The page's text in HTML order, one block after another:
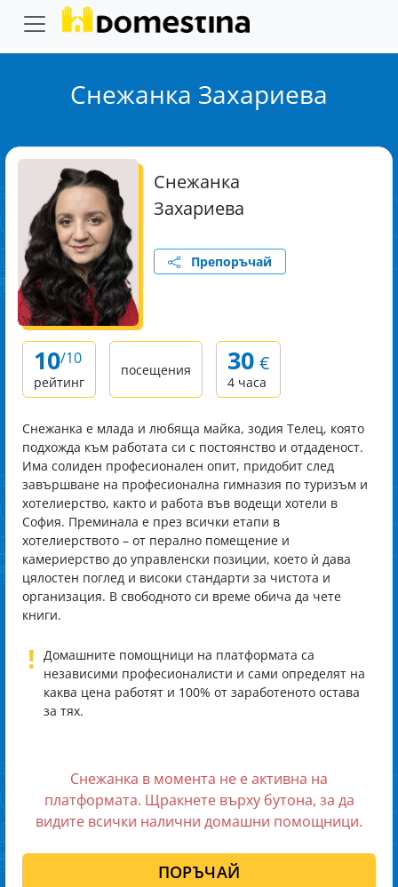
Снежанка Захариева
Снежанка
Захариева
Препоръчай
10/10
рейтинг
посещения 30 €
4 часа
Снежанка е млада и любяща майка, зодия Телец, която
подхожда към работата си с постоянство и отдаденост.
Има солиден професионален опит, придобит след
завършване на професионална гимназия по туризъм и
хотелиерство, както и работа във водещи хотели в
София. Преминала е през всички етапи в
хотелиерството – от перално помещение и
камериерство до управленски позиции, което ѝ дава
цялостен поглед и високи стандарти за чистота и
организация. В свободното си време обича да чете
книги.
! Домашните помощници на платформата са
независими професионалисти и сами определят на
каква цена работят и 100% от заработеното остава
за тях.
Снежанка в момента не е активна на
платформата. Щракнете върху бутона, за да
видите всички налични домашни помощници.
ПОРЪЧАЙ